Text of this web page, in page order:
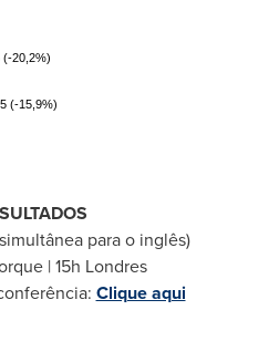
(-20,2%)
(-15,9%)
para o inglês)
| 15h Londres
Clique aqui